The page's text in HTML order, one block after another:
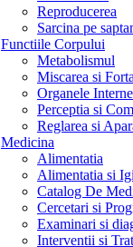
Reproducerea
Sarcina pe
Functiile Corpului
Metabolismul
Miscarea si Forta
Organele Interne
Perceptia si
Reglarea si
Medicina
Alimentatia
Alimentatia si
Catalog De
Cercetari si
Examinari si
Interventii si